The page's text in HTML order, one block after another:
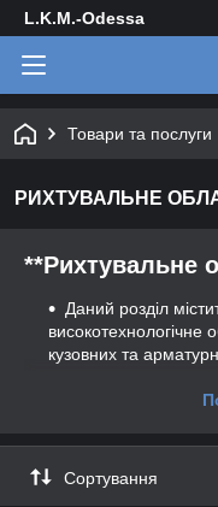
L.K.M.-Odessa
Товари та послуги
РИХТУВАЛЬНЕ
**Рихтувальне
Даний розділ
кузовних та
у нас на сайті , а
Рихтувальне
Сортування